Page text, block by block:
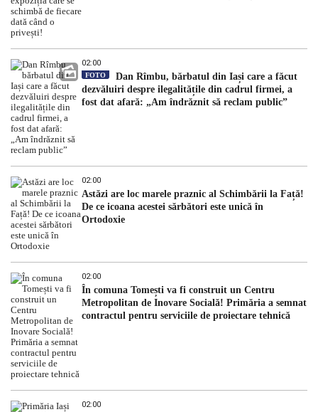
02:00
FOTO
Dan Rîmbu, bărbatul din Iași care a făcut
dezvăluiri despre ilegalitățile din cadrul firmei, a
fost dat afară: „Am îndrăznit să reclam public”
02:00
Astăzi are loc marele praznic al Schimbării la Față!
De ce icoana acestei sărbători este unică în
Ortodoxie
02:00
În comuna Tomești va fi construit un Centru
Metropolitan de Inovare Socială! Primăria a semnat
contractul pentru serviciile de proiectare tehnică
02:00